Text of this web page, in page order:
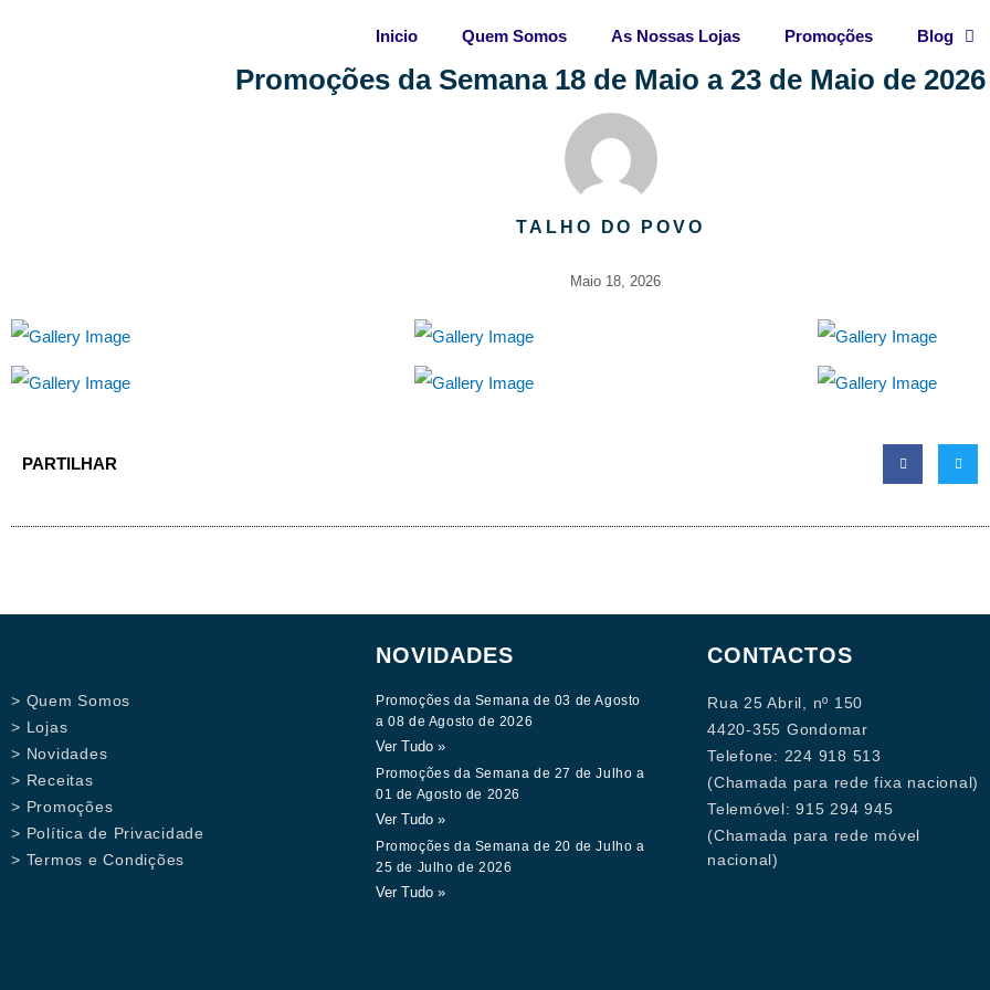
Inicio Quem Somos As Nossas Lojas Promoções Blog
Promoções da Semana 18 de Maio a 23 de Maio de 2026
TALHO DO POVO
Maio 18, 2026
PARTILHAR
> Quem Somos
> Lojas
> Novidades
> Receitas
> Promoções
> Política de Privacidade
> Termos e Condições
NOVIDADES
Promoções da Semana de 03 de Agosto
a 08 de Agosto de 2026
Ver Tudo »
Promoções da Semana de 27 de Julho a
01 de Agosto de 2026
Ver Tudo »
Promoções da Semana de 20 de Julho a
25 de Julho de 2026
Ver Tudo »
CONTACTOS
Rua 25 Abril, nº 150
4420-355 Gondomar
Telefone: 224 918 513
(Chamada para rede fixa nacional)
Telemóvel: 915 294 945
(Chamada para rede móvel
nacional)